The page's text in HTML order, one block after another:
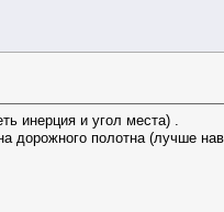
инерция и угол места) .
дорожного полотна (лучше